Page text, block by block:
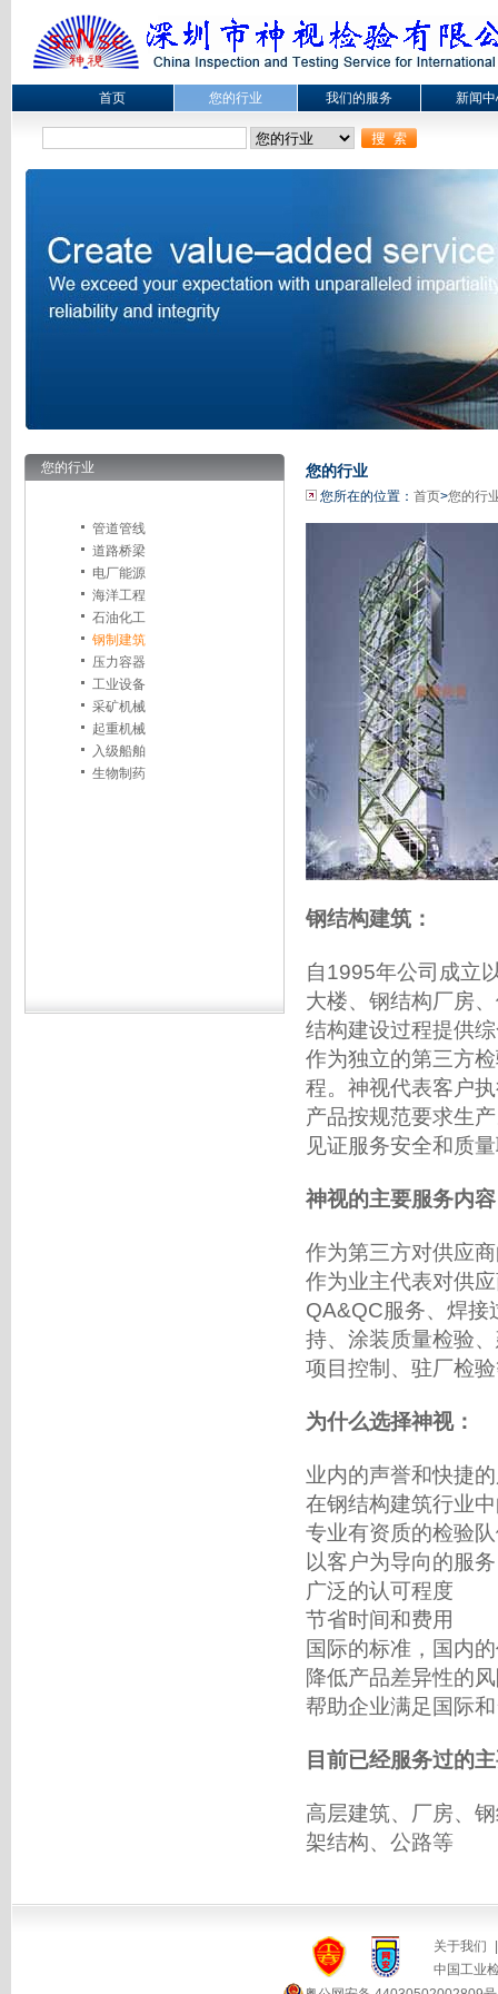
首页 您的行业 我们的服务 新闻
您的行业
管道管线
道路桥梁
电厂能源
海洋工程
石油化工
钢制建筑
压力容器
工业设备
采矿机械
起重机械
入级船舶
生物制药
您的行业
您所在的位置： 首页>您的行
钢结构建筑：
自1995年公司成立
大楼、钢结构厂房
结构建设过程提供
作为独立的第三方
程。神视代表客户
产品按规范要求生
见证服务安全和质
神视的主要服务内
作为第三方对供应
作为业主代表对供
QA&QC服务、焊接
持、涂装质量检验
项目控制、驻厂检
为什么选择神视：
业内的声誉和快捷
在钢结构建筑行业
专业有资质的检验
以客户为导向的服务
广泛的认可程度
节省时间和费用
国际的标准，国内
降低产品差异性的
帮助企业满足国际
目前已经服务过的
高层建筑、厂房、
架结构、公路等
关于我们
中国工业